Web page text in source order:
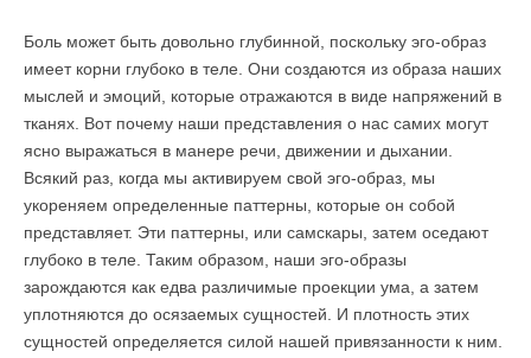
Боль может быть довольно глубинной, поскольку эго-образ
имеет корни глубоко в теле. Они создаются из образа наших
мыслей и эмоций, которые отражаются в виде напряжений в
тканях. Вот почему наши представления о нас самих могут
ясно выражаться в манере речи, движении и дыхании.
Всякий раз, когда мы активируем свой эго-образ, мы
укореняем определенные паттерны, которые он собой
представляет. Эти паттерны, или самскары, затем оседают
глубоко в теле. Таким образом, наши эго-образы
зарождаются как едва различимые проекции ума, а затем
уплотняются до осязаемых сущностей. И плотность этих
сущностей определяется силой нашей привязанности к ним.